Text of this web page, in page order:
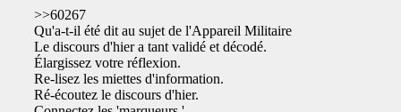
>>60267
Qu'a-t-il été dit au sujet de l'Appareil Militaire US?
Le discours d'hier a tant validé et décodé.
Élargissez votre réflexion.
Re-lisez les miettes d'information.
Ré-écoutez le discours d'hier.